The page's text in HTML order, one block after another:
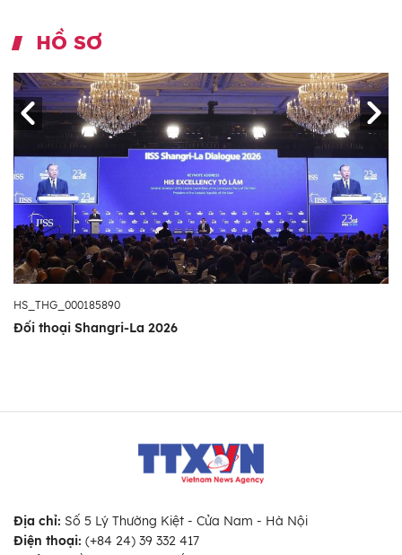
HỒ SƠ
HS_THG_000185890
Đối thoại Shangri-La 2026
Địa chỉ: Số 5 Lý Thường Kiệt - Cửa Nam - Hà Nội
Điện thoại: (+84 24) 39 332 417